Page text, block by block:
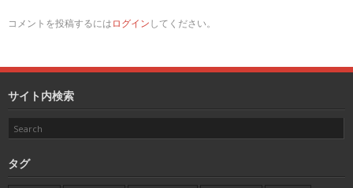
コメントを投稿するにはログインしてください。
サイト内検索
タグ